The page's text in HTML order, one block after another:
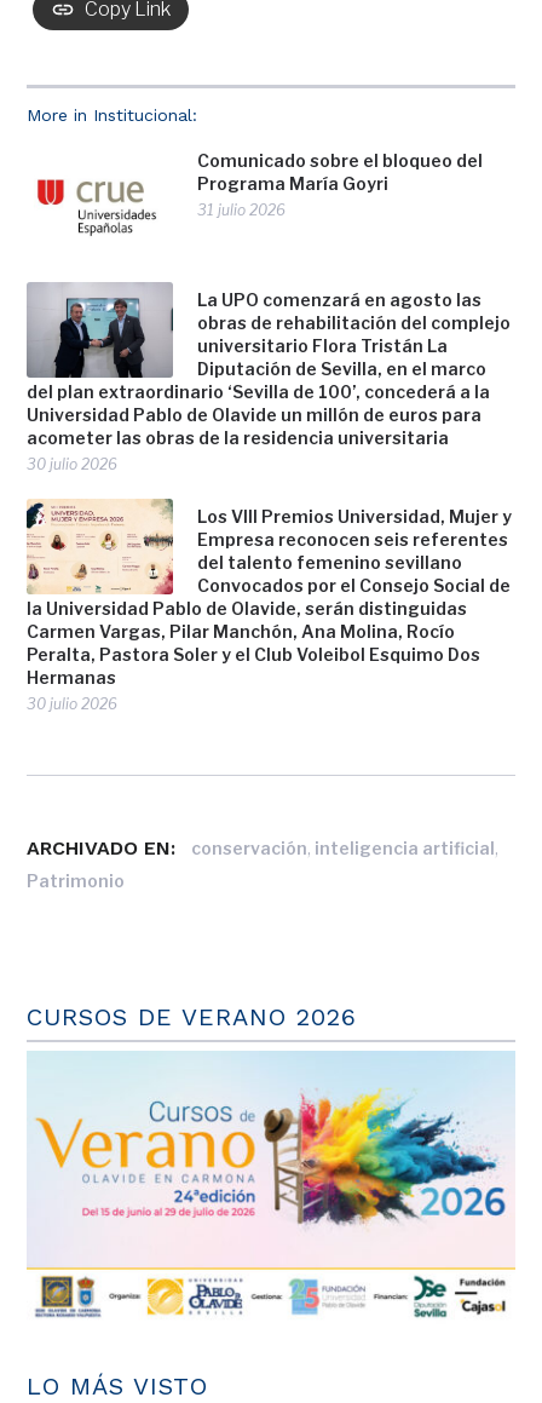
More in Institucional:
Comunicado sobre el bloqueo del
Programa María Goyri
31 julio 2026
La UPO comenzará en agosto las
obras de rehabilitación del complejo
universitario Flora Tristán La
Diputación de Sevilla, en el marco
del plan extraordinario ‘Sevilla de 100’, concederá a la
Universidad Pablo de Olavide un millón de euros para
acometer las obras de la residencia universitaria
30 julio 2026
Los VIII Premios Universidad, Mujer y
Empresa reconocen seis referentes
del talento femenino sevillano
Convocados por el Consejo Social de
la Universidad Pablo de Olavide, serán distinguidas
Carmen Vargas, Pilar Manchón, Ana Molina, Rocío
Peralta, Pastora Soler y el Club Voleibol Esquimo Dos
Hermanas
30 julio 2026
Copy Link
ARCHIVADO EN: conservación, inteligencia artificial,
Patrimonio
CURSOS DE VERANO 2026
LO MÁS VISTO